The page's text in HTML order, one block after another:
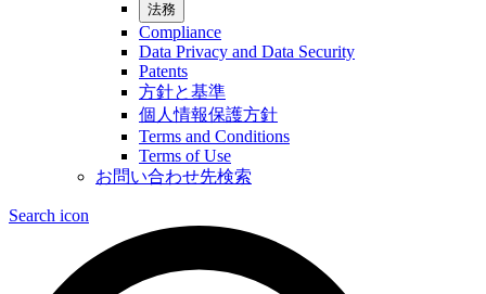
法務
Compliance
Data Privacy and Data Security
Patents
方針と基準
個人情報保護方針
Terms and Conditions
Terms of Use
お問い合わせ先検索
Search icon